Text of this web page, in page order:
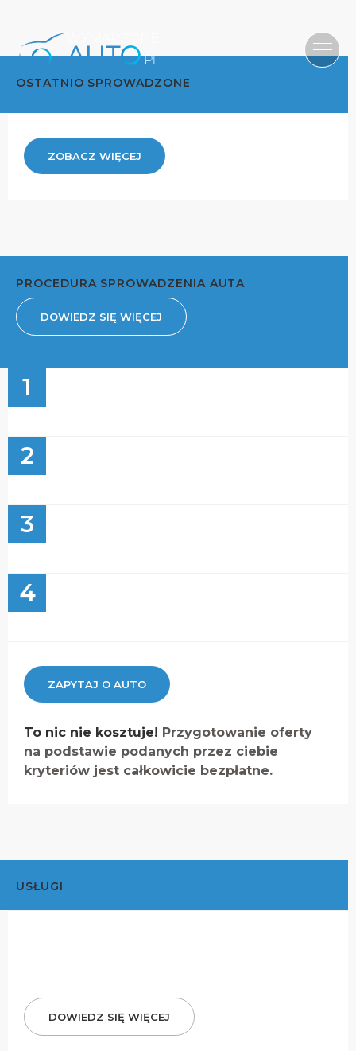
OSTATNIO SPROWADZONE
ZOBACZ WIĘCEJ
PROCEDURA SPROWADZENIA AUTA
DOWIEDZ SIĘ WIĘCEJ
1
2
3
4
ZAPYTAJ O AUTO
To nic nie kosztuje! Przygotowanie oferty
na podstawie podanych przez ciebie
kryteriów jest całkowicie bezpłatne.
USŁUGI
DOWIEDZ SIĘ WIĘCEJ